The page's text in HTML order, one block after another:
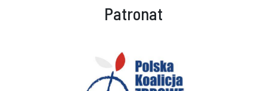
Patronat